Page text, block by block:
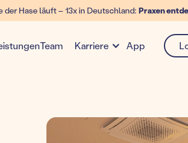
Hase läuft – 13x in Deutschland: Praxen
Team Karriere App